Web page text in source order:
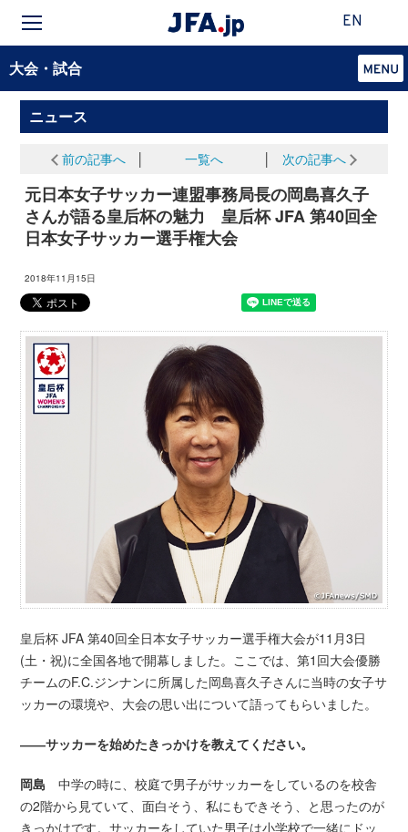
EN
大会・試合
ニュース
前の記事へ 一覧へ 次の記事へ
元日本女子サッカー連盟事務局長の岡島喜久子
さんが語る皇后杯の魅力 皇后杯 JFA 第40回全
日本女子サッカー選手権大会
2018年11月15日
皇后杯 JFA 第40回全日本女子サッカー選手権大会が11月3日
(土・祝)に全国各地で開幕しました。ここでは、第1回大会優勝
チームのF.C.ジンナンに所属した岡島喜久子さんに当時の女子サ
ッカーの環境や、大会の思い出について語ってもらいました。
――サッカーを始めたきっかけを教えてください。
岡島 中学の時に、校庭で男子がサッカーをしているのを校舎
の2階から見ていて、面白そう、私にもできそう、と思ったのが
きっかけです。サッカーをしていた男子は小学校で一緒にドッ